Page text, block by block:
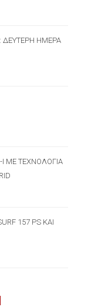
ΔΕΎΤΕΡΗ ΗΜΈΡΑ
I ΜΕ ΤΕΧΝΟΛΟΓΊΑ
157 PS ΚΑΙ